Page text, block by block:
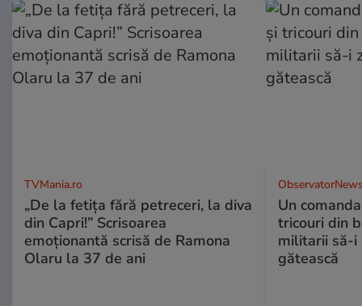
TVMania.ro
„De la fetița fără petreceri, la diva
din Capri!” Scrisoarea
emoționantă scrisă de Ramona
Olaru la 37 de ani
Un
tricouri din
militarii să-i
gătească